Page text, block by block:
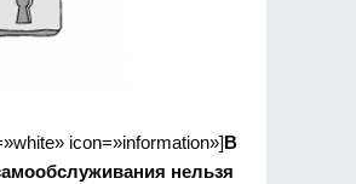
icon=»information»]В
нельзя